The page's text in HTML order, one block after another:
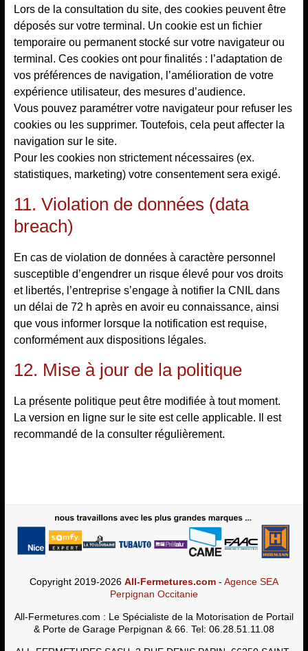
Lors de la consultation du site, des cookies peuvent être
déposés sur votre terminal. Un cookie est un fichier
temporaire ou permanent stocké sur votre navigateur ou
terminal. Ces cookies ont pour finalités : l’adaptation de
vos préférences de navigation, l’amélioration de votre
expérience utilisateur, des mesures d’audience.
Vous pouvez paramétrer votre navigateur pour refuser les
cookies ou les supprimer. Toutefois, cela peut affecter la
navigation sur le site.
Pour les cookies non strictement nécessaires (ex.
statistiques, marketing) votre consentement sera exigé.
11. Violation de données (data
breach)
En cas de violation de données à caractère personnel
susceptible d’engendrer un risque élevé pour vos droits
et libertés, l’entreprise s’engage à notifier la CNIL dans
un délai de 72 h après en avoir eu connaissance, ainsi
que vous informer lorsque la notification est requise,
conformément aux dispositions légales.
12. Mise à jour de la politique
La présente politique peut être modifiée à tout moment.
La version en ligne sur le site est celle applicable. Il est
recommandé de la consulter régulièrement.
Copyright 2019-2026 All-Fermetures.com- Agence SEA
Perpignan Occitanie
All-Fermetures.com : Le Spécialiste de la Motorisation de Portail
& Porte de Garage Perpignan & 66. Tel: 06.28.51.11.08